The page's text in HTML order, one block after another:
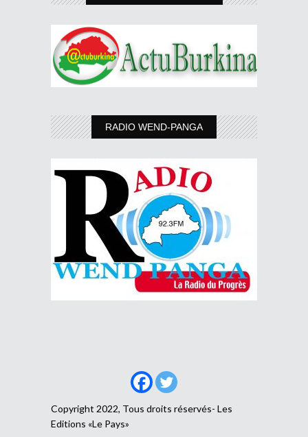
RADIO WEND-PANGA
Copyright 2022, Tous droits réservés- Les
Editions «Le Pays»